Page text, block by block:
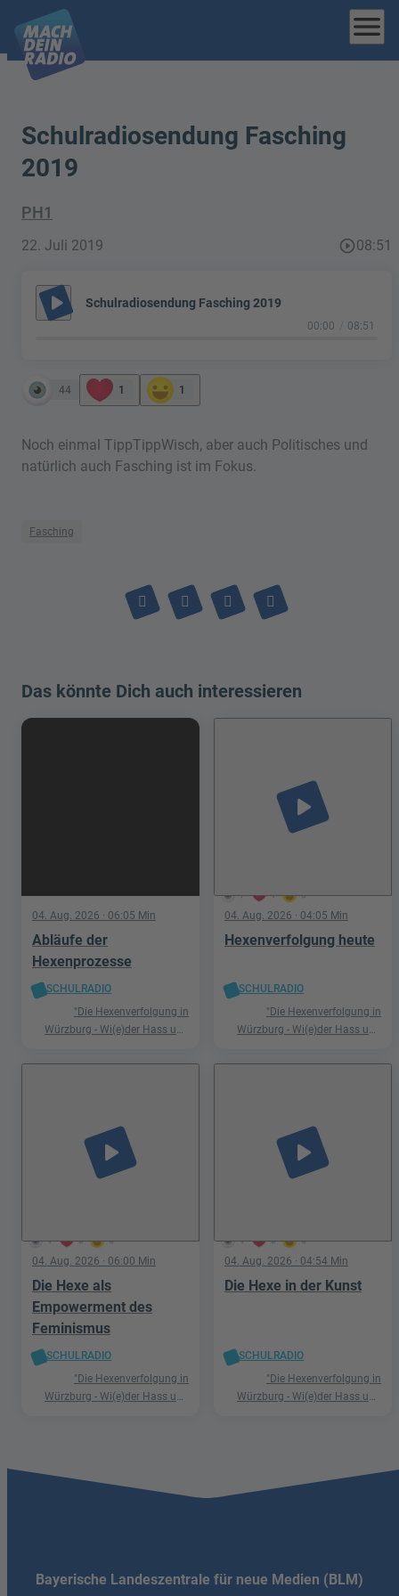
menu
Schulradiosendung Fasching
2019
PH1
22. Juli 2019 play_circle_outline08:51
play_arrow Schulradiosendung Fasching 2019
00:00 08:51
44 1 1
Noch einmal TippTippWisch, aber auch Politisches und
natürlich auch Fasching ist im Fokus.
Fasching
Das könnte Dich auch interessieren
04. Aug. 2026 · 06:05 Min
Abläufe der
Hexenprozesse
SCHULRADIO
"Die Hexenverfolgung in
Würzburg - Wi(e)der Hass und
7 1 0
play_arrow
04. Aug. 2026 · 04:05 Min
Hexenverfolgung heute
SCHULRADIO
"Die Hexenverfolgung in
Würzburg - Wi(e)der Hass und
1 0 0
play_arrow
04. Aug. 2026 · 06:00 Min
Die Hexe als
Empowerment des
Feminismus
SCHULRADIO
"Die Hexenverfolgung in
Würzburg - Wi(e)der Hass und
1 0 0
play_arrow
04. Aug. 2026 · 04:54 Min
Die Hexe in der Kunst
SCHULRADIO
"Die Hexenverfolgung in
Würzburg - Wi(e)der Hass und
Bayerische Landeszentrale für neue Medien (BLM)